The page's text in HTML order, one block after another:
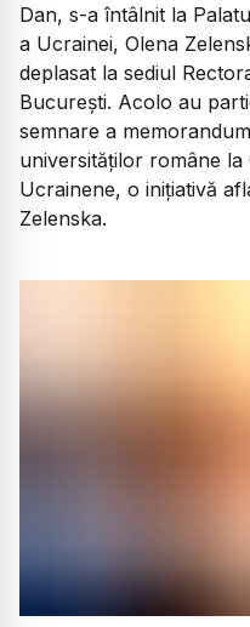
Dan, s-a întâlnit la
a Ucrainei, Olena
deplasat la sediul
București. Acolo au
semnare a
universităților române la
Ucrainene, o inițiativă
Zelenska.